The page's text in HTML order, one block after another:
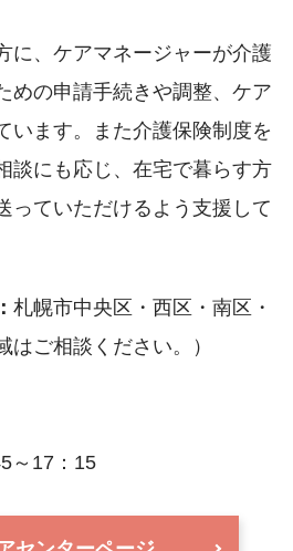
に、ケアマネージャーが介護
めの申請手続きや調整、ケア
います。また介護保険制度を
談にも応じ、在宅で暮らす方
っていただけるよう支援して
札幌市中央区・西区・南区・
はご相談ください。）
～17：15